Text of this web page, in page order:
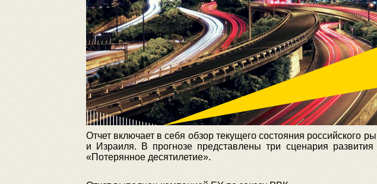
Отчет включает в себя обзор текущего состояния
и Израиля. В прогнозе представлены три сценария
«Потерянное десятилетие».